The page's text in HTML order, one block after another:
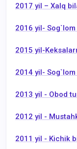
2017 yil – Xalq
2016 yil-
2015 yil-
2014 yil-
2013 yil - Obod
2012 yil -
2011 yil - Kichik